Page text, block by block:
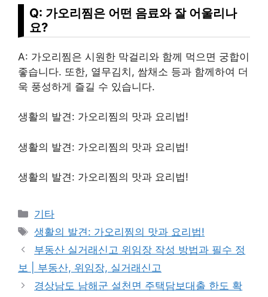
Q: 가오리찜은 어떤 음료와 잘 어울리나
요?
A: 가오리찜은 시원한 막걸리와 함께 먹으면 궁합이
좋습니다. 또한, 열무김치, 쌈채소 등과 함께하여 더
욱 풍성하게 즐길 수 있습니다.
생활의 발견: 가오리찜의 맛과 요리법!
생활의 발견: 가오리찜의 맛과 요리법!
생활의 발견: 가오리찜의 맛과 요리법!
Categories
기타
Tags
생활의 발견: 가오리찜의 맛과 요리법!
부동산 실거래신고 위임장 작성 방법과 필수 정
보 | 부동산, 위임장, 실거래신고
경상남도 남해군 설천면 주택담보대출 한도 확